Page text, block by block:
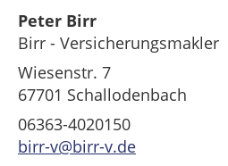
Peter Birr
Birr - Versicherungsmakler
Wiesenstr. 7
67701 Schallodenbach
06363-4020150
birr-v@birr-v.de